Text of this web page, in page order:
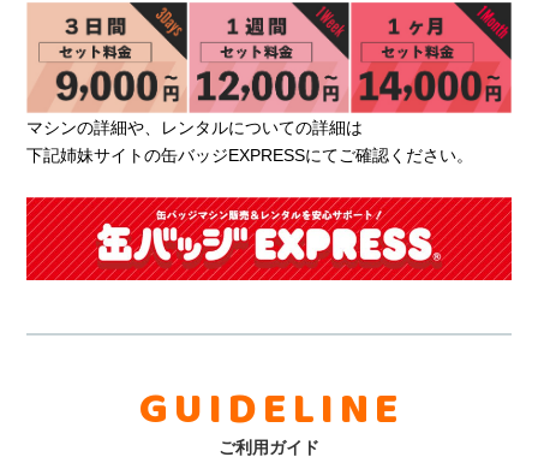
マシンの詳細や、レンタルについての詳細は
下記姉妹サイトの缶バッジEXPRESSにてご確認ください。
GUIDELINE
ご利用ガイド